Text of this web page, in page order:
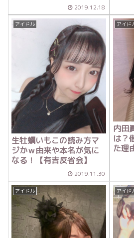
2019.12.18
アイドル
生牡蠣いもこの読み方マ
ジかｗ由来や本名が気に
なる！【有吉反省会】
2019.11.30
アイド
内田
は？
た理
アイドル アイド